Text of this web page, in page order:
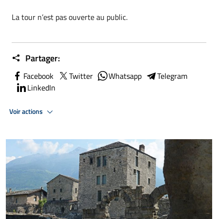
La tour n’est pas ouverte au public.
Partager:
Facebook Twitter Whatsapp
Telegram
LinkedIn
Voir actions